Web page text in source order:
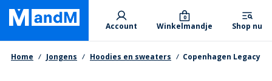
Skip
main
content
Primary departments
Account Winkelmandje
0
Shop nu
Kruimelpad
Home Jongens Hoodies en sweaters Copenhagen Legacy